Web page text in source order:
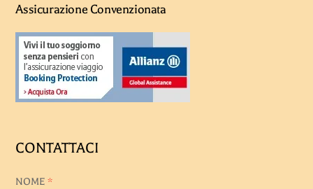
Assicurazione Convenzionata
CONTATTACI
NOME*